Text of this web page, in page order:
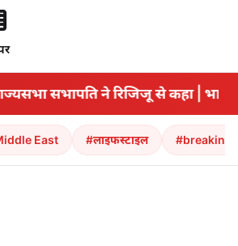
भारत समाचार • 'विपक्ष की
East #लाइफस्टाइल #breaking